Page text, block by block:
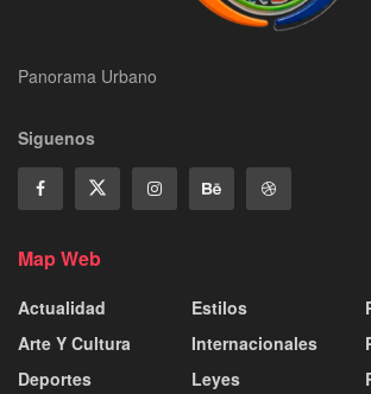
Panorama Urbano
Siguenos
Map Web
Actualidad
Arte Y Cultura
Deportes
Estilos
Internacionales
Leyes